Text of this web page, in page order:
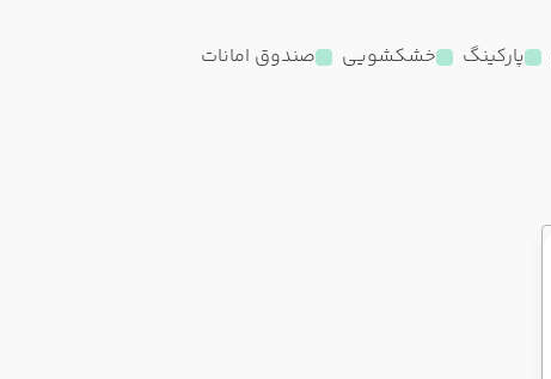
پارکینگ خشکشویی
صندوق امانات